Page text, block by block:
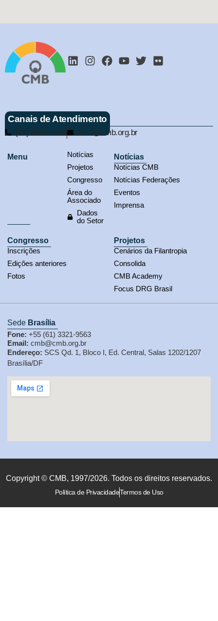
Canais de Atendimento
(61) 3321-9563 cmb@cmb.org.br
Menu
Notícias
Projetos
Congresso
Área do
Associado
Dados
do Setor
Notícias
Notícias CMB
Notícias Federações
Eventos
Imprensa
Congresso
Inscrições
Edições anteriores
Fotos
Projetos
Cenários da Filantropia
Consolida
CMB Academy
Focus DRG Brasil
Sede Brasília
Fone: +55 (61) 3321-9563
Email: cmb@cmb.org.br
Endereço: SCS Qd. 1, Bloco I, Ed. Central, Salas 1202/1207
Brasília/DF
Copyright © CMB, 1997/2026. Todos os direitos reservados.
Política de PrivacidadeTermos de Uso